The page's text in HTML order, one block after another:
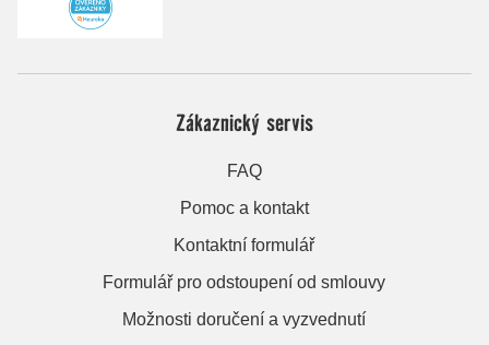
Zákaznický servis
FAQ
Pomoc a kontakt
Kontaktní formulář
Formulář pro odstoupení od smlouvy
Možnosti doručení a vyzvednutí